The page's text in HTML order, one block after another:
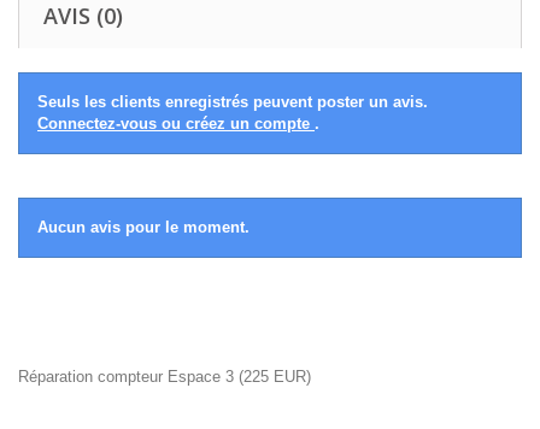
AVIS (0)
Seuls les clients enregistrés peuvent poster un avis.
Connectez-vous ou créez un compte .
Aucun avis pour le moment.
Réparation compteur Espace 3 (225 EUR)